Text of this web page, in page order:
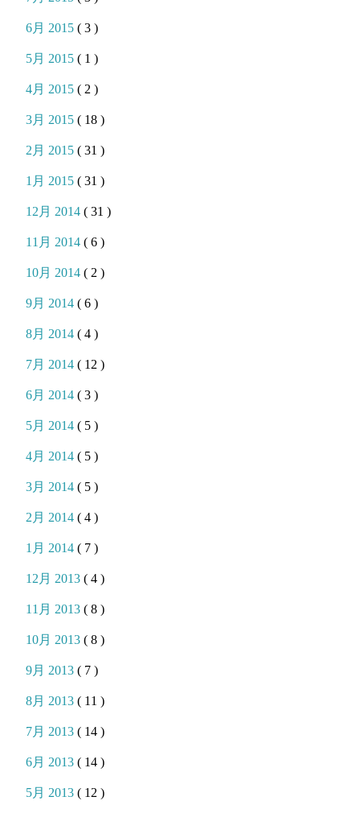
6月 2015( 3 )
5月 2015( 1 )
4月 2015( 2 )
3月 2015( 18 )
2月 2015( 31 )
1月 2015( 31 )
12月 2014( 31 )
11月 2014( 6 )
10月 2014( 2 )
9月 2014( 6 )
8月 2014( 4 )
7月 2014( 12 )
6月 2014( 3 )
5月 2014( 5 )
4月 2014( 5 )
3月 2014( 5 )
2月 2014( 4 )
1月 2014( 7 )
12月 2013( 4 )
11月 2013( 8 )
10月 2013( 8 )
9月 2013( 7 )
8月 2013( 11 )
7月 2013( 14 )
6月 2013( 14 )
5月 2013( 12 )